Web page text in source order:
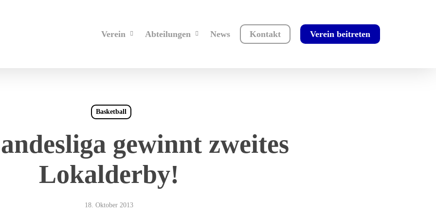
Verein Abteilungen News Kontakt Verein beitreten
Basketball
gewinnt zweites
Lokalderby!
18. Oktober 2013